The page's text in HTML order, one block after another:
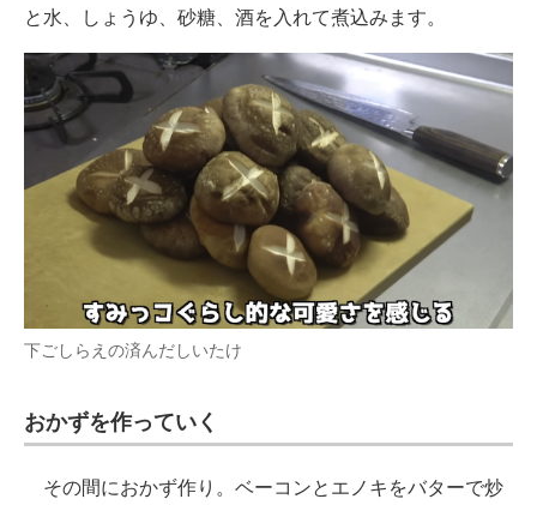
と水、しょうゆ、砂糖、酒を入れて煮込みます。
下ごしらえの済んだしいたけ
おかずを作っていく
その間におかず作り。ベーコンとエノキをバターで炒